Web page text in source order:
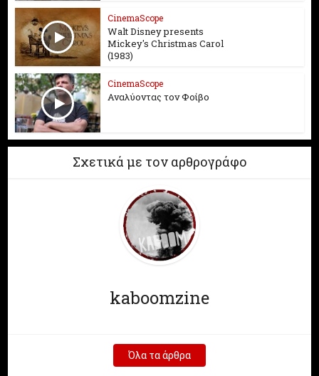
CinemaScope
Walt Disney presents
Mickey's Christmas Carol
(1983)
CinemaScope
Αναλύοντας τον Φοίβο
Σχετικά με τον αρθρογράφο
kaboomzine
Όλα τα άρθρα